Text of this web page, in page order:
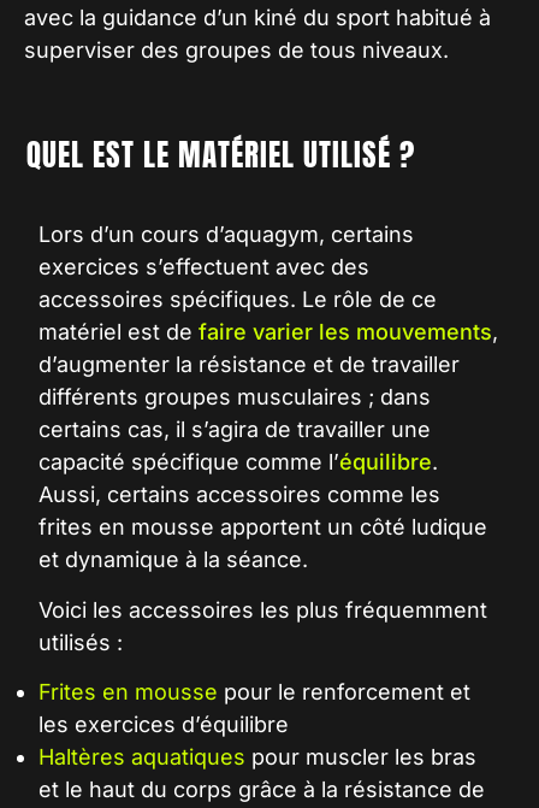
avec la guidance d’un kiné du sport habitué à
superviser des groupes de tous niveaux.
QUEL EST LE MATÉRIEL UTILISÉ ?
Lors d’un cours d’aquagym, certains
exercices s’effectuent avec des
accessoires spécifiques. Le rôle de ce
matériel est de faire varier les mouvements,
d’augmenter la résistance et de travailler
différents groupes musculaires ; dans
certains cas, il s’agira de travailler une
capacité spécifique comme l’équilibre.
Aussi, certains accessoires comme les
frites en mousse apportent un côté ludique
et dynamique à la séance.
Voici les accessoires les plus fréquemment
utilisés :
Frites en mousse pour le renforcement et
les exercices d’équilibre
Haltères aquatiques pour muscler les bras
et le haut du corps grâce à la résistance de